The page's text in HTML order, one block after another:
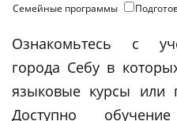
Семейные программы
Ознакомьтесь с
города Себу в
языковые курсы или
Доступно